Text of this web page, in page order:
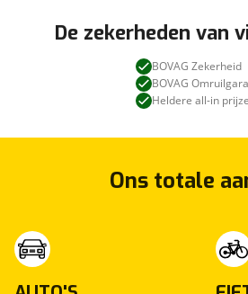
De zekerheden van
BOVAG Zekerheid
BOVAG
Heldere all-in
Ons totale